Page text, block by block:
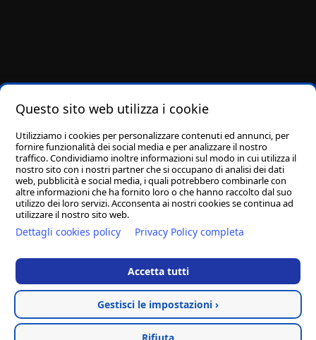
Fai una donazione Streaming
Privacy Policy
Cookie Policy
Hosted & created by
Clion
Questo sito web utilizza i cookie
Utilizziamo i cookies per personalizzare contenuti ed annunci, per
fornire funzionalità dei social media e per analizzare il nostro
traffico. Condividiamo inoltre informazioni sul modo in cui utilizza il
nostro sito con i nostri partner che si occupano di analisi dei dati
web, pubblicità e social media, i quali potrebbero combinarle con
altre informazioni che ha fornito loro o che hanno raccolto dal suo
utilizzo dei loro servizi. Acconsenta ai nostri cookies se continua ad
utilizzare il nostro sito web.
Dettagli cookies policy Privacy Policy completa
Accetta tutti
Gestisci le impostazioni ›